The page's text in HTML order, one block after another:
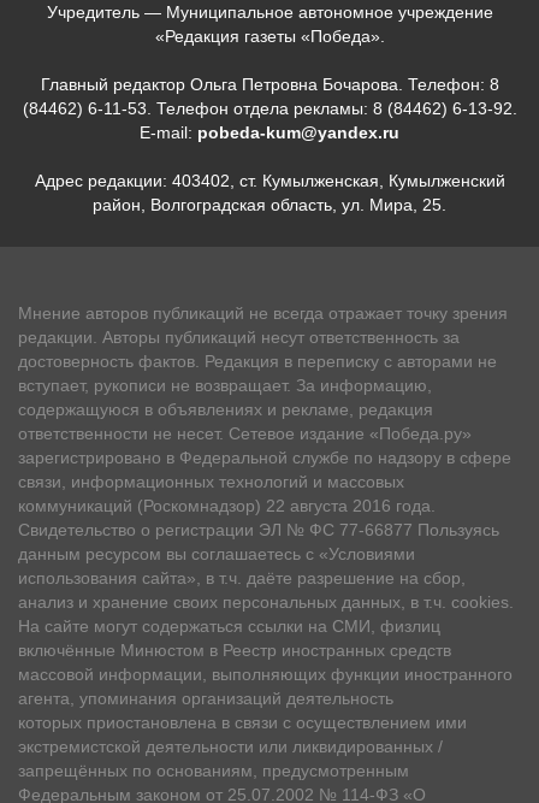
Учредитель — Муниципальное автономное учреждение
«Редакция газеты «Победа».
Главный редактор Ольга Петровна Бочарова. Телефон: 8
(84462) 6-11-53. Телефон отдела рекламы: 8 (84462) 6-13-92.
E-mail: pobeda-kum@yandex.ru
Адрес редакции: 403402, ст. Кумылженская, Кумылженский
район, Волгоградская область, ул. Мира, 25.
Мнение авторов публикаций не всегда отражает точку зрения
редакции. Авторы публикаций несут ответственность за
достоверность фактов. Редакция в переписку с авторами не
вступает, рукописи не возвращает. За информацию,
содержащуюся в объявлениях и рекламе, редакция
ответственности не несет. Сетевое издание «Победа.ру»
зарегистрировано в Федеральной службе по надзору в сфере
связи, информационных технологий и массовых
коммуникаций (Роскомнадзор) 22 августа 2016 года.
Свидетельство о регистрации ЭЛ № ФС 77-66877 Пользуясь
данным ресурсом вы соглашаетесь с «Условиями
использования сайта», в т.ч. даёте разрешение на сбор,
анализ и хранение своих персональных данных, в т.ч. cookies.
На сайте могут содержаться ссылки на СМИ, физлиц
включённые Минюстом в Реестр иностранных средств
массовой информации, выполняющих функции иностранного
агента, упоминания организаций деятельность
которых приостановлена в связи с осуществлением ими
экстремистской деятельности или ликвидированных /
запрещённых по основаниям, предусмотренным
Федеральным законом от 25.07.2002 № 114-ФЗ «О